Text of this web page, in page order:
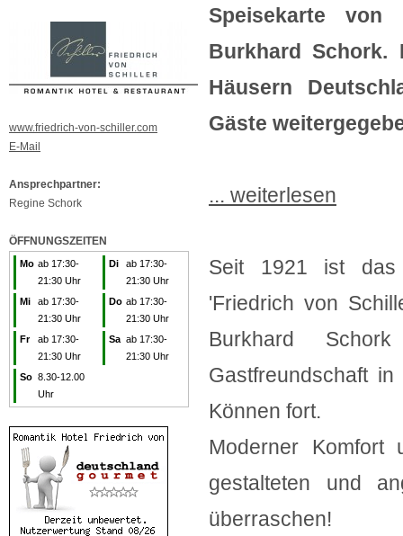
www.friedrich-von-schiller.com
E-Mail
Ansprechpartner:
Regine Schork
ÖFFNUNGSZEITEN
Mo ab 17:30-
21:30 Uhr
Di
ab 17:30-
21:30 Uhr
Mi
ab 17:30-
21:30 Uhr
Do ab 17:30-
21:30 Uhr
Fr
ab 17:30-
21:30 Uhr
Sa ab 17:30-
21:30 Uhr
So 8.30-12.00
Uhr
Speisekarte von
Burkhard Schork.
Häusern
Gäste
... weiterlesen
Seit 1921 ist das
'Friedrich von
Burkhard
Gastfreundschaft
Können fort.
Moderner Komfort
gestalteten und
überraschen!